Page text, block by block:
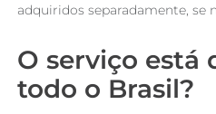
adquiridos separadamente, se
O serviço está
todo o Brasil?